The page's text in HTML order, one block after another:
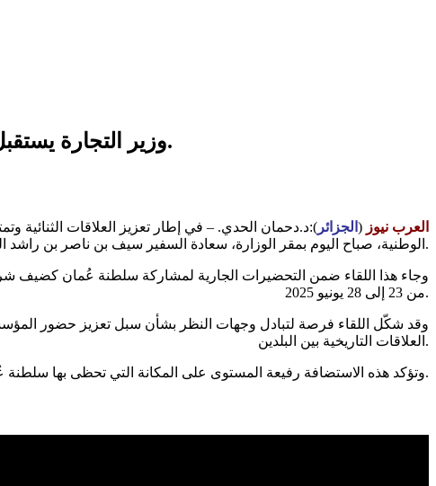
وزير التجارة يستقبل سفير سلطنة عُمان تحضيرًا لمشاركة السلطنة كضيف شرف في معرض الجزائر الدولي.
العرب نيوز ( الجزائر ):د.دحمان الحدي. – في إطار تعزيز العلاقات الثنائية
الوطنية، صباح اليوم بمقر الوزارة، سعادة السفير سيف بن ناصر بن راشد البداعي، سفير سلطنة عُمان المعتمد لدى الجزائر.
وجاء هذا اللقاء ضمن التحضيرات الجارية لمشاركة سلطنة عُمان كضيف
من 23 إلى 28 يونيو 2025.
وقد شكّل اللقاء فرصة لتبادل وجهات النظر بشأن سبل تعزيز حضور
العلاقات التاريخية بين البلدين.
وتؤكد هذه الاستضافة رفيعة المستوى على المكانة التي تحظى بها سلطنة عُمان لدى الجزائر، وعلى الرغبة المشتركة في فتح آفاق أوسع للتعاون الثنائي، لاسيما في ميادين الاستثمار وتبادل الخبرات التجارية.